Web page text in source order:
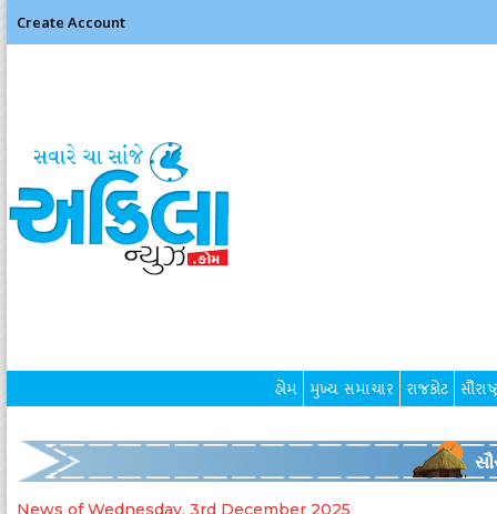
Create Account
હોમ મુખ્ય સમાચાર રાજકોટ
News of Wednesday, 3rd December 2025